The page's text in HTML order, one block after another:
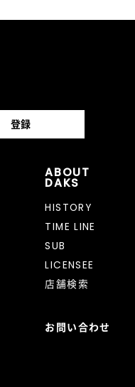
ABOUT
DAKS
HISTORY
TIME LINE
SUB
LICENSEE
店舗検索
お問い合わせ